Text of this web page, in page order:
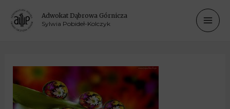
Adwokat Dąbrowa Górnicza
Sylwia Pobideł-Kolczyk